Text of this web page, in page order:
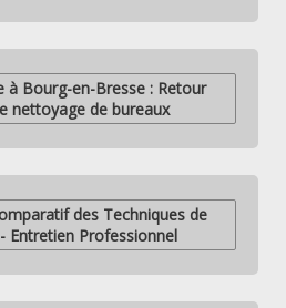
à Bourg-en-Bresse : Retour
nettoyage de bureaux
des Techniques de
Entretien Professionnel